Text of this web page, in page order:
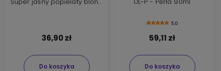
36,90 zł
Do koszyka
5.0
59,11 zł
Do koszyka